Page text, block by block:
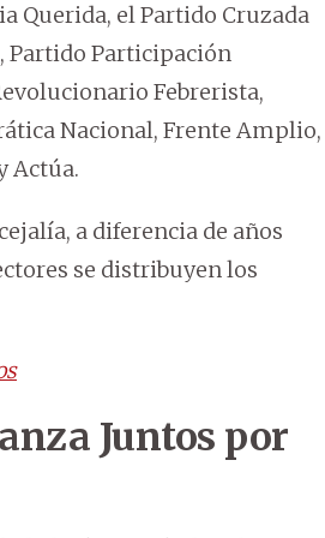
Querida, el Partido Cruzada
Partido Participación
Febrerista,
Nacional, Frente Amplio,
Actúa.
a diferencia de años
se distribuyen los
Juntos por